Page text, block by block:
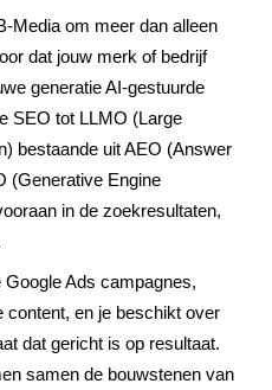
Media om meer dan alleen
dat jouw merk of bedrijf
generatie AI-gestuurde
SEO tot LLMO (Large
bestaande uit AEO (Answer
(Generative Engine
in de zoekresultaten,
Ads campagnes,
en je beschikt over
dat gericht is op resultaat.
samen de bouwstenen van